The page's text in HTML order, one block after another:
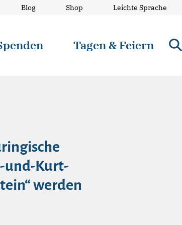
Blog Shop Leichte Sprache
Tagen & Feiern
und-Kurt-
werden